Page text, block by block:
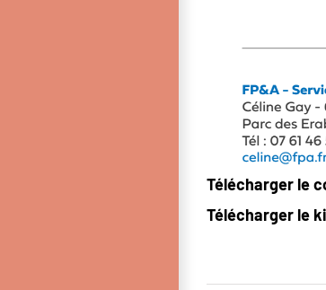
Télécharger le
Télécharger le